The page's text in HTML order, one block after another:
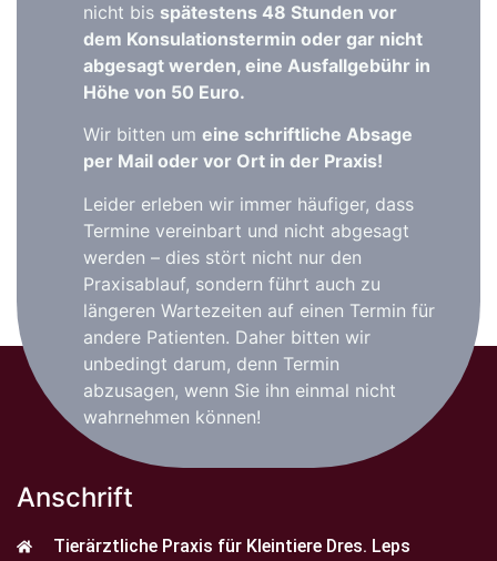
nicht bis spätestens 48 Stunden vor
dem Konsulationstermin oder gar nicht
abgesagt werden, eine Ausfallgebühr in
Höhe von 50 Euro.
Wir bitten um eine schriftliche Absage
per Mail oder vor Ort in der Praxis!
Leider erleben wir immer häufiger, dass
Termine vereinbart und nicht abgesagt
werden – dies stört nicht nur den
Praxisablauf, sondern führt auch zu
längeren Wartezeiten auf einen Termin für
andere Patienten. Daher bitten wir
unbedingt darum, denn Termin
abzusagen, wenn Sie ihn einmal nicht
wahrnehmen können!
Anschrift
Tierärztliche Praxis für Kleintiere Dres. Leps